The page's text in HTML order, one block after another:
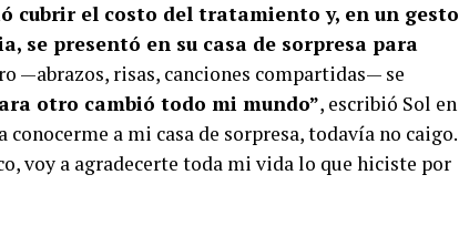
cubrir el costo del tratamiento y, en un gesto
se presentó en su casa de sorpresa para
—abrazos, risas, canciones compartidas— se
otro cambió todo mi mundo”, escribió Sol en
a mi casa de sorpresa, todavía no caigo.
voy a agradecerte toda mi vida lo que hiciste por